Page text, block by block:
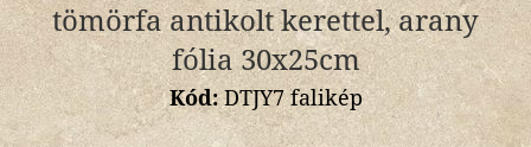
tömörfa antikolt kerettel, arany
fólia 30x25cm
Kód:DTJY7 falikép